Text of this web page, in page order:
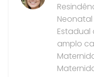
Estadual
amplo